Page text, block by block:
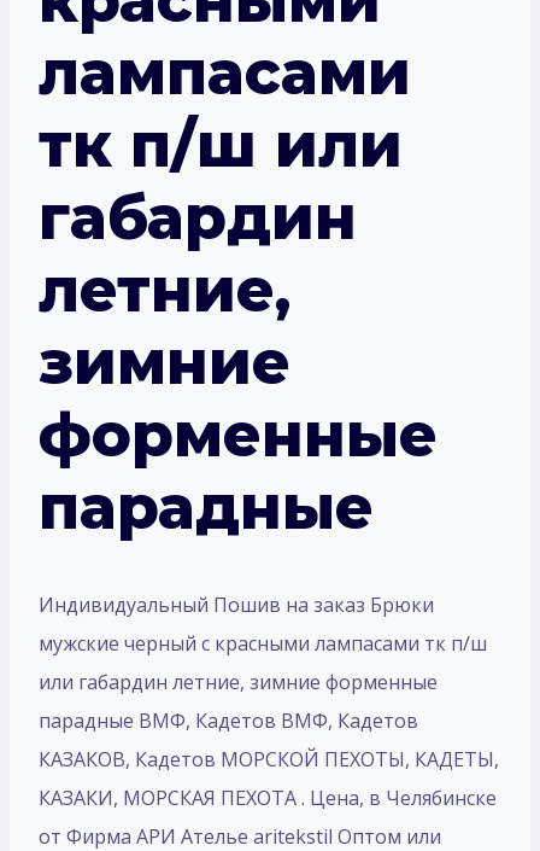
лампасами
тк п/ш или
габардин
летние,
зимние
форменные
парадные
Индивидуальный Пошив на заказ Брюки
мужские черный с красными лампасами тк п/ш
или габардин летние, зимние форменные
парадные ВМФ, Кадетов ВМФ, Кадетов
КАЗАКОВ, Кадетов МОРСКОЙ ПЕХОТЫ, КАДЕТЫ,
КАЗАКИ, МОРСКАЯ ПЕХОТА . Цена, в Челябинске
от Фирма АРИ Ателье aritekstil Оптом или